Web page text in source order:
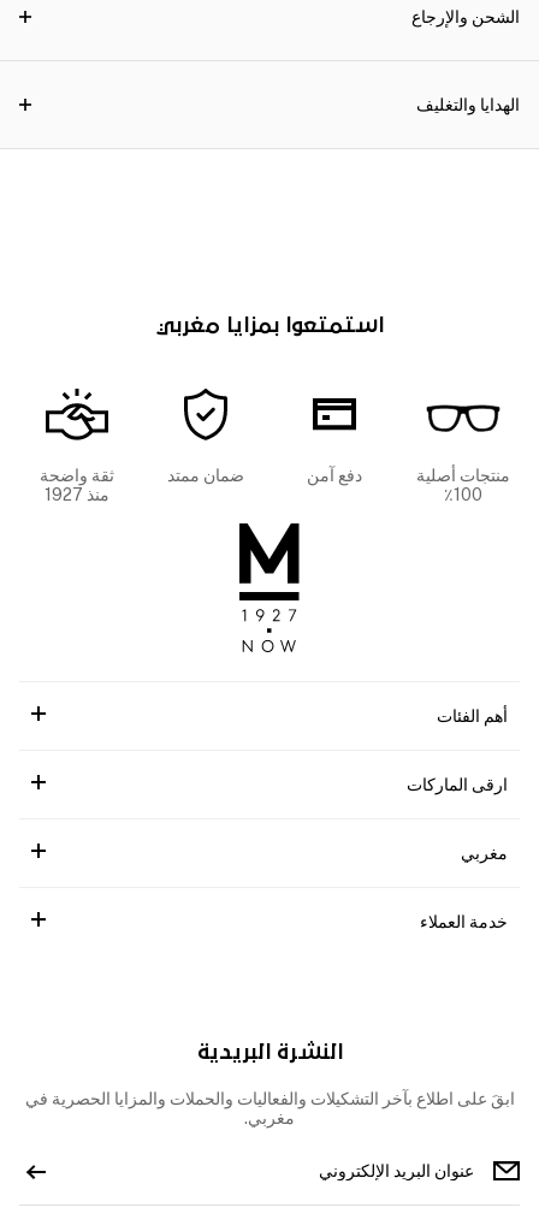
الشحن والإرجاع
الهدايا والتغليف
استمتعوا بمزايا مغربي
منتجات أصلية
100٪
دفع آمن ضمان ممتد
ثقة واضحة
منذ 1927
أهم الفئات
ارقى الماركات
مغربي
خدمة العملاء
النشرة البريدية
ابقَ على اطلاع بآخر التشكيلات والفعاليات والحملات والمزايا الحصرية في
مغربي.